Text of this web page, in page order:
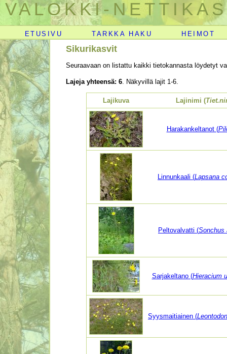
VALOKKI-
ETUSIVU TARKKA HAKU HEIMOT
Sikurikasvit
Seuraavaan on listattu kaikki tietokannasta löydetyt
Lajeja yhteensä: 6 . Näkyvillä lajit 1-6.
Lajikuva Lajinimi (
Harakankeltanot (
Linnunkaali (Lapsana
Peltovalvatti (Sonchus
Sarjakeltano (Hieracium
Syysmaitiainen (